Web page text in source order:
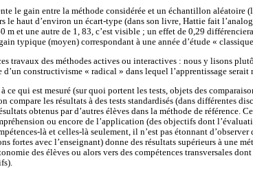
le gain entre la méthode considérée et un échantillon aléatoire
le haut d’environ un écart-type (dans son livre, Hattie fait
m et une autre de 1, 83, c’est visible ; un effet de 0,29
typique (moyen) correspondant à une année d’étude «
travaux des méthodes actives ou interactives : nous y lisons
constructivisme « radical » dans lequel l’apprentissage serait
ce qui est mesuré (sur quoi portent les tests, objets des
compare les résultats à des tests standardisés (dans différentes
obtenus par d’autres élèves dans la méthode de référence.
ou encore de l’application (des objectifs dont
là et celles-là seulement, il n’est pas étonnant
fortes avec l’enseignant) donne des résultats supérieurs à une
des élèves ou alors vers des compétences transversales